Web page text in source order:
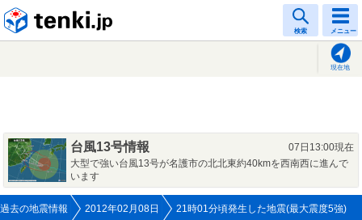
検索 メニュー
現在地
台風13号情報
07日13:00現在
大型で強い台風13号が名護市の北北東約40kmを西南西に進んで
います
過去の地震情報 2012年02月08日 21時01分頃発生した地震(最大震度5強)